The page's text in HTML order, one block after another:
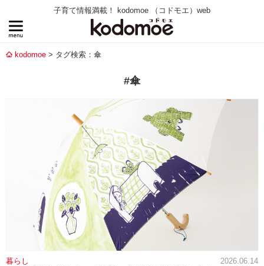
子育て情報満載！ kodomoe （コドモエ）web
kodomoe タグ検索：傘
#傘
暮らし 2026.06.14